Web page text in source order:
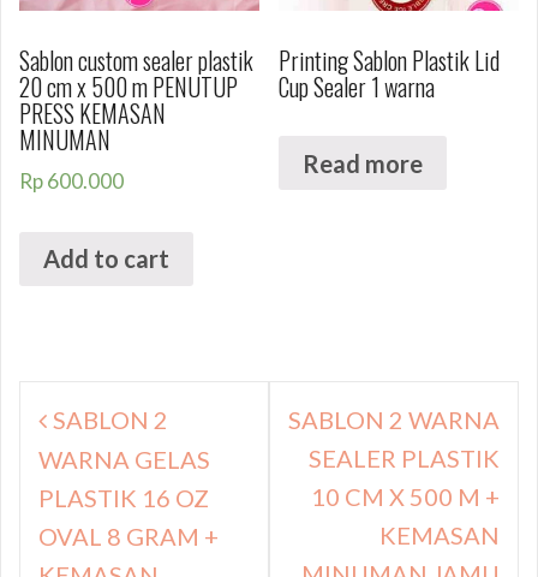
Sablon custom sealer plastik
20 cm x 500 m PENUTUP
PRESS KEMASAN
MINUMAN
Rp600.000
Add to cart
Printing Sablon Plastik Lid
Cup Sealer 1 warna
Read more
Navigasi
posSABLON 2
WARNA GELAS
PLASTIK 16 OZ
OVAL 8 GRAM +
SABLON 2 WARNA
SEALER PLASTIK
10 CM X 500 M +
KEMASAN